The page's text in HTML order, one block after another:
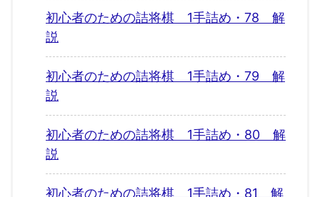
初心者のための詰将棋 1手詰め・78 解
説
初心者のための詰将棋 1手詰め・79 解
説
初心者のための詰将棋 1手詰め・80 解
説
初心者のための詰将棋 1手詰め・81 解